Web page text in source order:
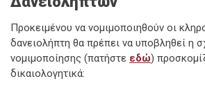
Προκειμένου να νομιμοποιηθούν οι
δανειολήπτη θα πρέπει να υποβληθεί η
νομιμοποίησης (πατήστε εδώ)
δικαιολογητικά: